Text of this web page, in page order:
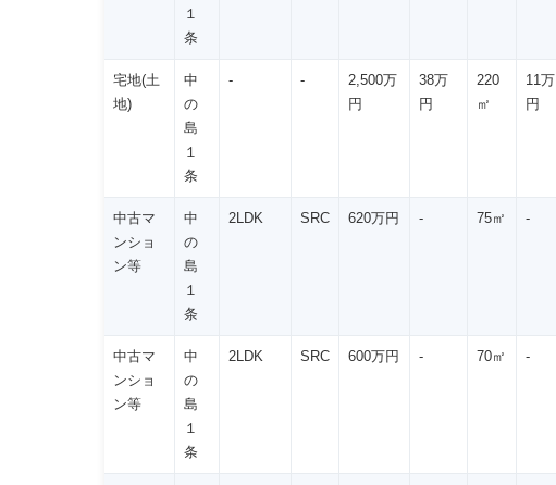
１
条
宅地(土
地)
中
の
島
１
条
- -
2,500万
円
38万
円
220
㎡
11万
円
中古マ
ンショ
ン等
中
の
島
１
条
2LDK SRC 620万円 - 75㎡ -
中古マ
ンショ
ン等
中
の
島
１
条
2LDK SRC 600万円 - 70㎡ -